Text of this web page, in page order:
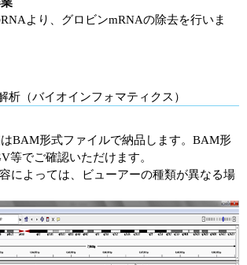
より、グロビンmRNAの除去を行いま
（バイオインフォマティクス）
BAM形式ファイルで納品します。BAM形
等でご確認いただけます。
によっては、ビューアーの種類が異なる場